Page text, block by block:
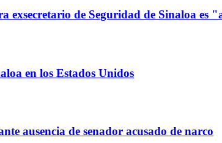
exsecretario de Seguridad de Sinaloa es
en los Estados Unidos
ausencia de senador acusado de narco